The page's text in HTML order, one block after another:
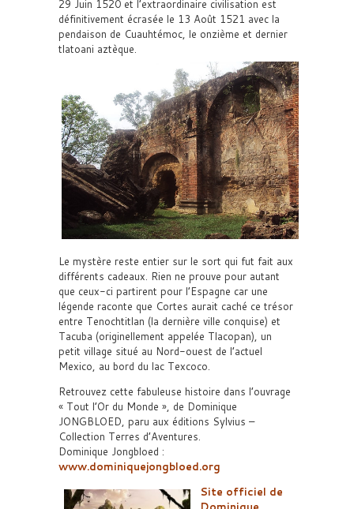
29 Juin 1520 et l’extraordinaire civilisation est
définitivement écrasée le 13 Août 1521 avec la
pendaison de Cuauhtémoc, le onzième et dernier
tlatoani aztèque.
Le mystère reste entier sur le sort qui fut fait aux
différents cadeaux. Rien ne prouve pour autant
que ceux-ci partirent pour l’Espagne car une
légende raconte que Cortes aurait caché ce trésor
entre Tenochtitlan (la dernière ville conquise) et
Tacuba (originellement appelée Tlacopan), un
petit village situé au Nord-ouest de l’actuel
Mexico, au bord du lac Texcoco.
Retrouvez cette fabuleuse histoire dans l’ouvrage
« Tout l’Or du Monde », de Dominique
JONGBLOED, paru aux éditions Sylvius –
Collection Terres d’Aventures.
Dominique Jongbloed :
www.dominiquejongbloed.org
Site officiel de